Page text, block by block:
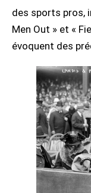
des sports pros,
Men Out » et «
évoquent des